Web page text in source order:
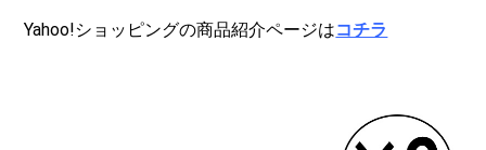
Yahoo!ショッピングの商品紹介ページはコチラ